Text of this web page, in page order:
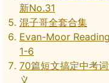
新No.31
混子哥全套合集
Evan-Moor
1-6
70篇短文搞定中考
义